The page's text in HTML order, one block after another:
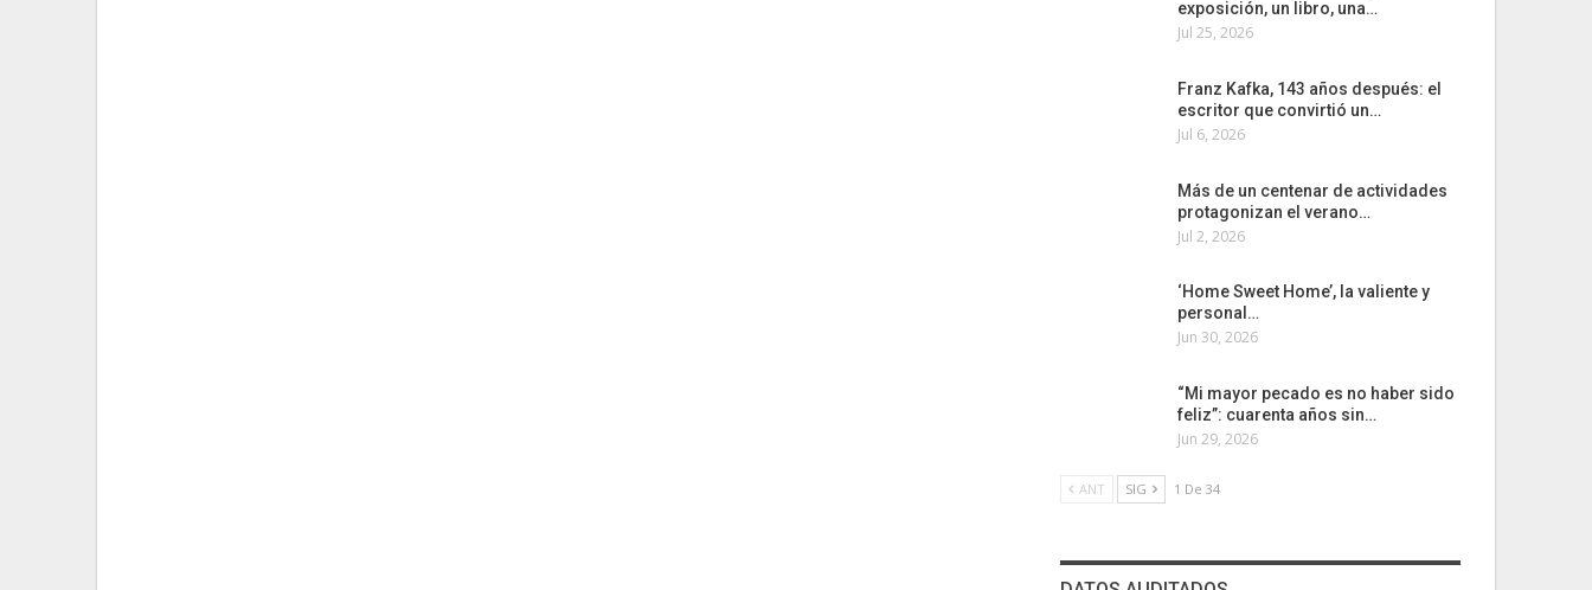
exposición, un libro, una…
Jul 25, 2026
Franz Kafka, 143 años después: el
escritor que convirtió un…
Jul 6, 2026
Más de un centenar de actividades
protagonizan el verano…
Jul 2, 2026
‘Home Sweet Home’, la valiente y
personal…
Jun 30, 2026
“Mi mayor pecado es no haber sido
feliz”: cuarenta años sin…
Jun 29, 2026
ANT SIG 1 De 34